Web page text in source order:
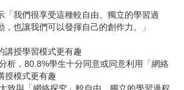
我們很享受這種較自由、獨立的學習過
也讓我們可以發揮自己的創作力。」
講授學習模式更有趣
析，80.8%學生十分同意或同意利用「網絡
授模式更有趣